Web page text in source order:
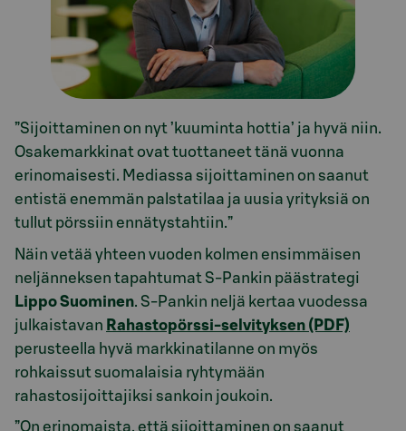
”Sijoittaminen on nyt ’kuuminta hottia’ ja hyvä niin.
Osakemarkkinat ovat tuottaneet tänä vuonna
erinomaisesti. Mediassa sijoittaminen on saanut
entistä enemmän palstatilaa ja uusia yrityksiä on
tullut pörssiin ennätystahtiin.”
Näin vetää yhteen vuoden kolmen ensimmäisen
neljänneksen tapahtumat S-Pankin päästrategi
Lippo Suominen. S-Pankin neljä kertaa vuodessa
julkaistavan Rahastopörssi-selvityksen (PDF)
perusteella hyvä markkinatilanne on myös
rohkaissut suomalaisia ryhtymään
rahastosijoittajiksi sankoin joukoin.
”On erinomaista, että sijoittaminen on saanut